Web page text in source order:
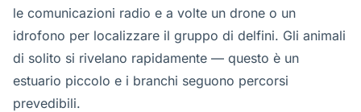
le comunicazioni radio e a volte un drone o un
idrofono per localizzare il gruppo di delfini. Gli animali
di solito si rivelano rapidamente — questo è un
estuario piccolo e i branchi seguono percorsi
prevedibili.